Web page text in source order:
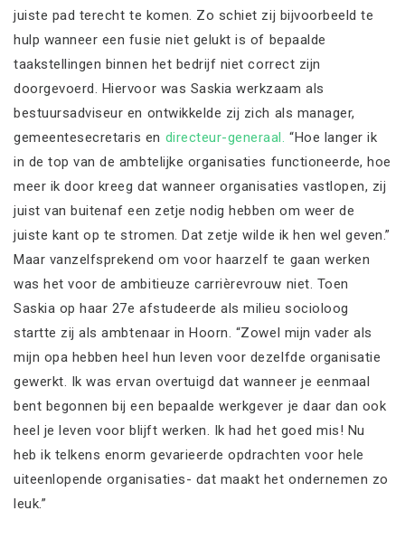
juiste pad terecht te komen. Zo schiet zij bijvoorbeeld te
hulp wanneer een fusie niet gelukt is of bepaalde
taakstellingen binnen het bedrijf niet correct zijn
doorgevoerd. Hiervoor was Saskia werkzaam als
bestuursadviseur en ontwikkelde zij zich als manager,
gemeentesecretaris en directeur-generaal. “Hoe langer ik
in de top van de ambtelijke organisaties functioneerde, hoe
meer ik door kreeg dat wanneer organisaties vastlopen, zij
juist van buitenaf een zetje nodig hebben om weer de
juiste kant op te stromen. Dat zetje wilde ik hen wel geven.”
Maar vanzelfsprekend om voor haarzelf te gaan werken
was het voor de ambitieuze carrièrevrouw niet. Toen
Saskia op haar 27e afstudeerde als milieu socioloog
startte zij als ambtenaar in Hoorn. “Zowel mijn vader als
mijn opa hebben heel hun leven voor dezelfde organisatie
gewerkt. Ik was ervan overtuigd dat wanneer je eenmaal
bent begonnen bij een bepaalde werkgever je daar dan ook
heel je leven voor blijft werken. Ik had het goed mis! Nu
heb ik telkens enorm gevarieerde opdrachten voor hele
uiteenlopende organisaties- dat maakt het ondernemen zo
leuk.”